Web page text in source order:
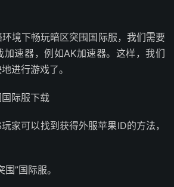
境下畅玩暗区突围国际服，我们需要
加速器，例如AK加速器。这样，我们
进行游戏了。
际服下载
家可以找到获得外服苹果ID的方法，
”国际服。